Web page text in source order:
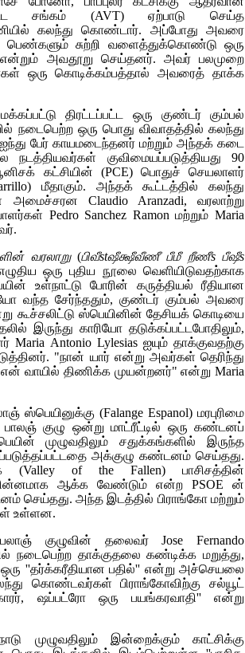
சங்கம் (AVT)ஏற்பாடு செய்த
கலந்து கொண்டார். அப்போது அவரை
சுற்றி வளைத்துக்கொண்டு ஒரு
என்றும் அவதூறு செய்தனர். அவர் பலமுறை
ஒரு கொடிக்கம்பத்தால் அவரைத் தாக்க
திரட்டப்பட்ட ஒரு குண்டர் கும்பல்
நடைபெற்ற ஒரு பொது விவாதத்தில் கலந்து
பேர் காயமடைந்தனர் மற்றும் அந்தக் கடை
நடத்தியவர்கள் குவிமையப்படுத்தியது 90
கட்சியின் (PCE)பொதுச் செயலாளர்
மீதாகும். அந்தக் கூட்டத்தில் கலந்து
அமைச்சரன Claudio Aranzadi, வரலாற்று
Pedro Sanchez Ramon மற்றும் Maria
வரலாறு(பிவீstஷீக்ஷீவீணீ பீமீ றீணீs பீஷீs
ஒரு புதிய நூலை வெளியிடுவதற்காக
உள்நாட்டு போரின் கருத்தியல் ரீதியான
வந்த சேர்ந்ததும், குண்டர் கும்பல் அவரை
கூச்சலிட்டு ஸ்பெயினின் தேசியக் கொடியை
இருந்து காரியோ தடுக்கப்பட்டபோதிலும்,
Maria Antonio Lylesias ஐயும் தாக்குவதற்கு
"நான் யார் என்று அவர்கள் தெரிந்து
வாயில் திணிக்க முயன்றனர்" என்று Maria
ஸ்பெயினுக்கு (Falange Espanol) மரபுரிமை
குழு ஒன்று மாட்ரீட்டில் ஒரு கண்டனப்
முழுவதிலும் சதுக்கங்களில் இருந்த
அக்குழு கண்டனம் செய்தது.
(Valley of the Fallen) பாசிசத்தின்
சின்னமாக ஆக்க வேண்டும் என்ற PSOE ன்
செய்தது. அந்த இடத்தில் பிராங்கோ மற்றும்
உள்ளன.
பலாஞ் குழுவின் தலைவர்Jose Fernando
நடைபெற்ற தாக்குதலை கண்டிக்க மறுத்து,
ஒரு ''தர்க்கரீதியான பதில்'' என்று அச்செயலை
கொண்டவர்கள் பிராங்கோவிற்கு
சல்யூட்
ஷப்பட்ரோ ஒரு பயங்கரவாதி'' என்று
இன்றைக்கும் காட்சிக்கு